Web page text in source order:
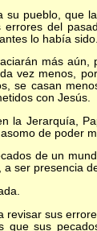
pueblo, que la
del
lo había sido.
más aún,
vez menos,
se casan
con Jesús.
de poder
de un
a ser presencia
sus
que sus